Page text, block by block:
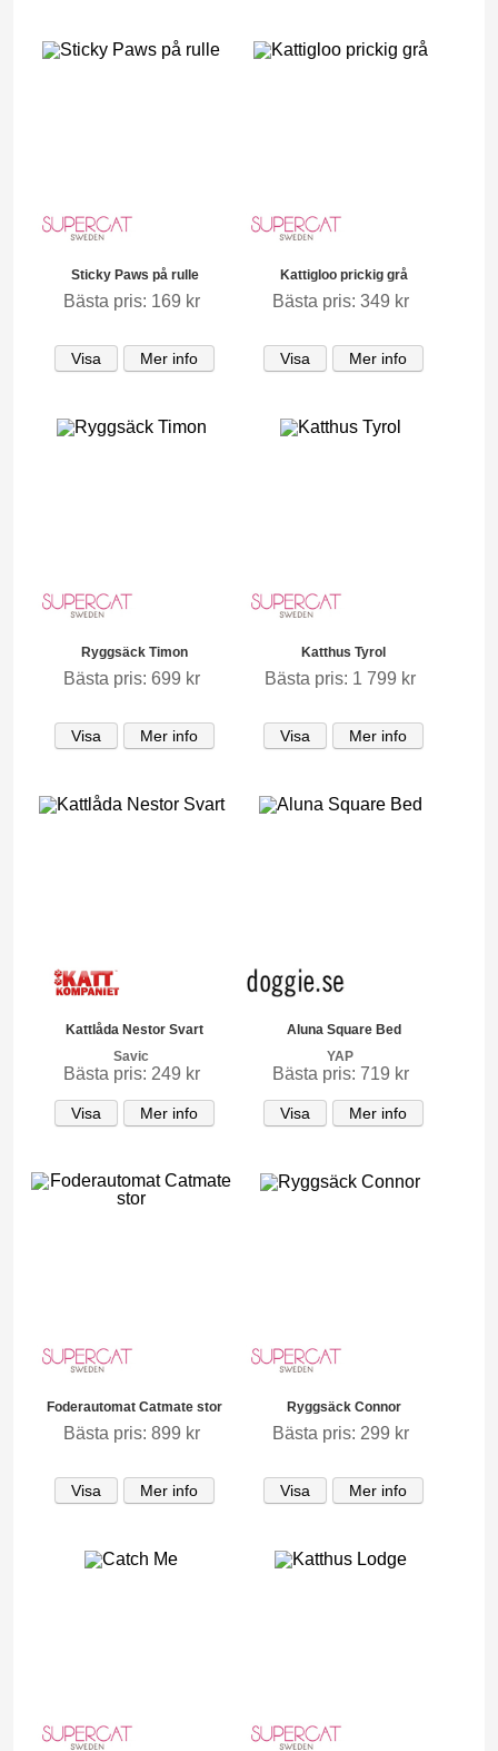
Sticky Paws på rulle
Bästa pris: 169 kr
Visa Mer info
Kattigloo prickig grå
Bästa pris: 349 kr
Visa Mer info
Ryggsäck Timon
Bästa pris: 699 kr
Visa Mer info
Katthus Tyrol
Bästa pris: 1 799 kr
Visa Mer info
Kattlåda Nestor Svart
Savic
Bästa pris: 249 kr
Visa Mer info
Aluna Square Bed
YAP
Bästa pris: 719 kr
Visa Mer info
Foderautomat Catmate stor
Bästa pris: 899 kr
Visa Mer info
Ryggsäck Connor
Bästa pris: 299 kr
Visa Mer info